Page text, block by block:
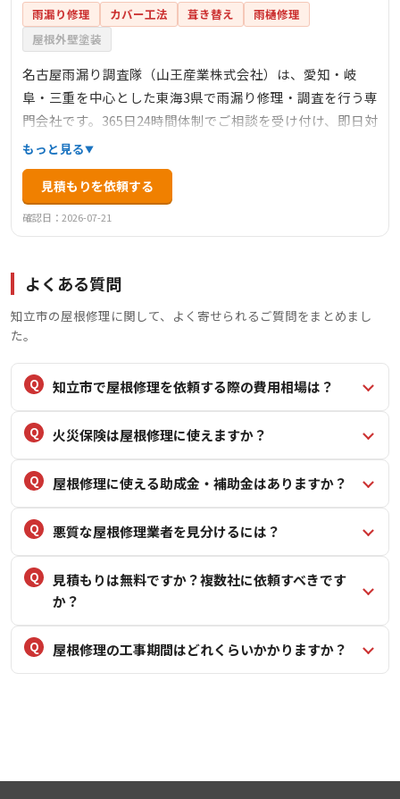
雨漏り修理 カバー工法 葺き替え
雨樋修理
屋根外壁塗装
名古屋雨漏り調査隊（山王産業株式会社）は、愛知・岐
阜・三重を中心とした東海3県で雨漏り修理・調査を行う専
門会社です。365日24時間体制でご相談を受け付け、即日対
応も可能です。急な台風やゲリラ豪雨による突発的な雨漏
りから、どこから漏れているかわからない原因調査まで、
雨漏りのことでお困りの方に幅広く対応いたします。出張
調査・お見積りは無料で実施しており、10年安心保証と1年
に1度の点検でアフターメンテナンスも充実しています。
もっと見る
見積もりを依頼する
確認日：2026-07-21
よくある質問
知立市の屋根修理に関して、よく寄せられるご質問をまとめまし
た。
知立市で屋根修理を依頼する際の費用相場は？
火災保険は屋根修理に使えますか？
屋根修理に使える助成金・補助金はありますか？
悪質な屋根修理業者を見分けるには？
見積もりは無料ですか？複数社に依頼すべきです
か？
屋根修理の工事期間はどれくらいかかりますか？